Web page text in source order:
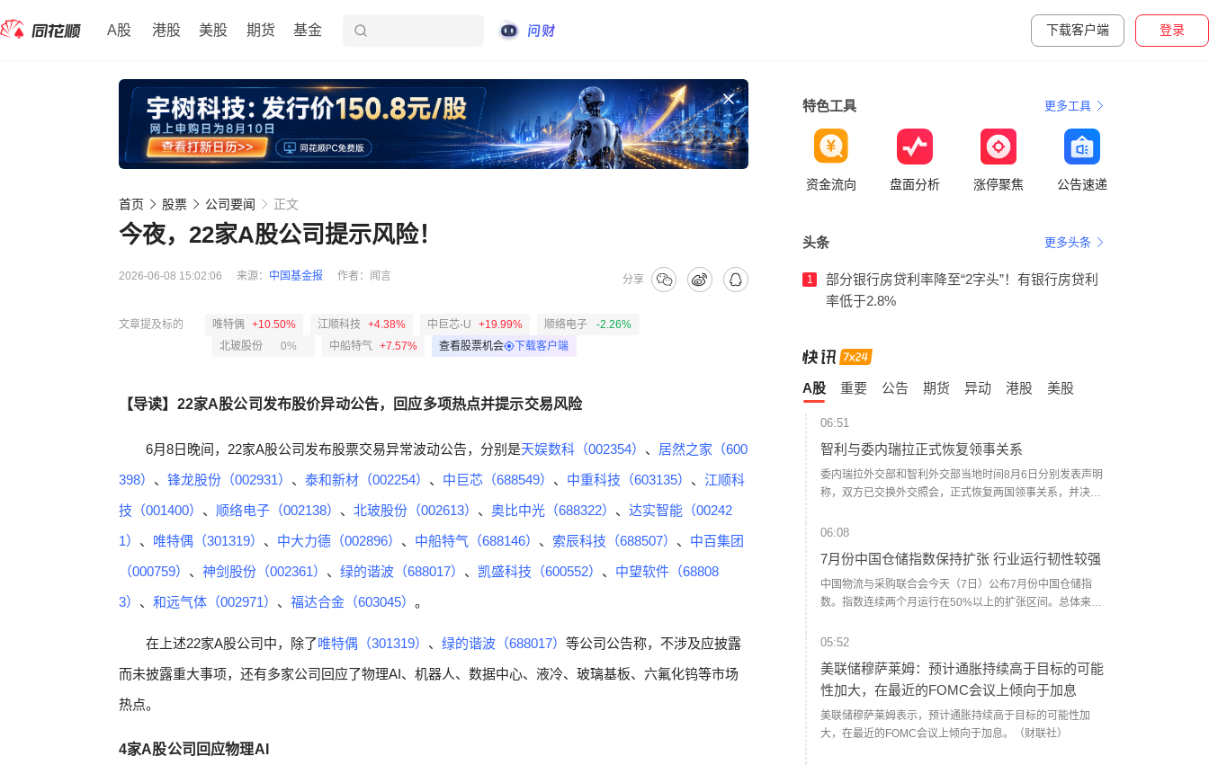
A股 港股 美股 期货 基金 下载客户端 登录
首页 股票 公司要闻 正文
今夜，22家A股公司提示风险！
2026-06-08 15:02:06 来源： 中国基金报 作者： 闻言 分享
文章提及标的 唯特偶 +10.50% 江顺科技 +4.38% 中巨芯-U +19.99% 顺络电子
-2.26%
北玻股份
0% 中船特气 +7.57% 查看股票机会 下载客户端
【导读】22家A股公司发布股价异动公告，回应多项热点并提示交易风险
6月8日晚间，22家A股公司发布股票交易异常波动公告，分别是天娱数科（002354） 、 居然之家（600
398） 、 锋龙股份（002931） 、 泰和新材（002254） 、 中巨芯（688549） 、 中重科技（603135） 、 江顺科
技（001400） 、 顺络电子（002138） 、 北玻股份（002613） 、 奥比中光（688322） 、 达实智能（00242
1） 、 唯特偶（301319） 、 中大力德（002896） 、 中船特气（688146） 、 索辰科技（688507） 、 中百集团
（000759） 、 神剑股份（002361） 、 绿的谐波（688017） 、 凯盛科技（600552） 、 中望软件（68808
3） 、 和远气体（002971） 、 福达合金（603045） 。
在上述22家A股公司中，除了唯特偶（301319） 、 绿的谐波（688017） 等公司公告称，不涉及应披露
而未披露重大事项，还有多家公司回应了物理AI、机器人、数据中心、液冷、玻璃基板、六氟化钨等市场
热点。
4家A股公司回应物理AI
特色工具 更多工具
资金流向 盘面分析 涨停聚焦 公告速递
头条 更多头条
1
部分银行房贷利率降至“2字头”！有银行房贷利
率低于2.8%
A股 重要 公告 期货 异动 港股 美股
06:51
智利与委内瑞拉正式恢复领事关系
委内瑞拉外交部和智利外交部当地时间8月6日分别发表声明
称，双方已交换外交照会，正式恢复两国领事关系，并决定
致，将循序渐进推进双边关系全面正常化。委内瑞拉2024年7
廷、秘鲁等7个拉美国家政府不承认委总统选举结果，委外交
部同年7月29日宣布从上述国家召回外交人员，同时要求这些
国家的外交人员从委内瑞拉撤出。（央视新闻）
06:08
7月份中国仓储指数保持扩张 行业运行韧性较强
中国物流与采购联合会今天（7日）公布7月份中国仓储指
数。指数连续两个月运行在50%以上的扩张区间。总体来
行业运行具有较强韧性。7月份中国仓储指数为50.3%，较上
闻）
05:52
美联储穆萨莱姆：预计通胀持续高于目标的可能
性加大，在最近的FOMC会议上倾向于加息
美联储穆萨莱姆表示，预计通胀持续高于目标的可能性加
大，在最近的FOMC会议上倾向于加息。（财联社）